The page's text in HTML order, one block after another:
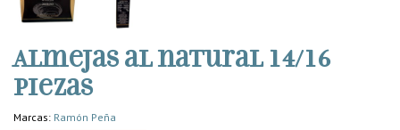
Almejas al natural 14/16
piezas
Marcas: Ramón Peña